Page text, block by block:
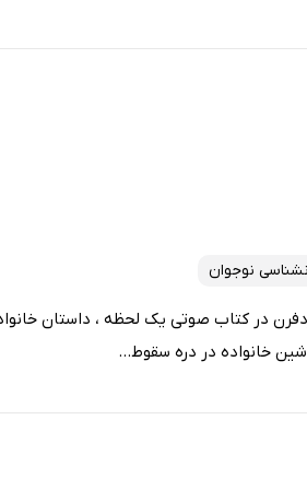
نوجوان
در کتاب صوتی یک لحظه ، داستان
خانواده در دره سقوط...